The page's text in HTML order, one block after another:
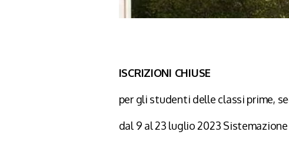
ISCRIZIONI CHIUSE
per gli studenti delle classi prime,
dal 9 al 23 luglio 2023